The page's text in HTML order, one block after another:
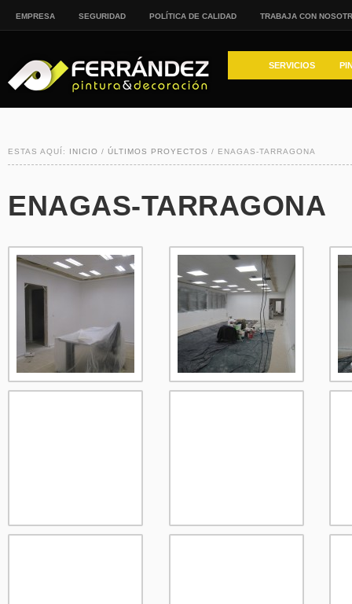
EMPRESA SEGURIDAD POLÍTICA DE CALIDAD TRABAJA CON
SERVICIOS
ESTAS AQUÍ: INICIO / ÚLTIMOS PROYECTOS / ENAGAS-TARRAGONA
ENAGAS-TARRAGONA